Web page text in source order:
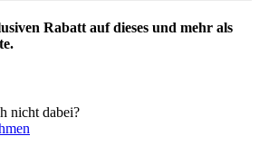
Rabatt auf dieses und mehr als
nicht dabei?